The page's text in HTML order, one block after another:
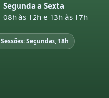
Segunda a Sexta
08h às 12h e 13h às 17h
Sessões: Segundas, 18h